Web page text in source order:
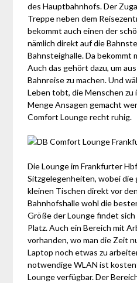
des Hauptbahnhofs. Der
Treppe neben dem
bekommt auch einen der
nämlich direkt auf die
Bahnsteighalle. Da bekommt
Auch das gehört dazu, um
Bahnreise zu machen. Und
Leben tobt, die Menschen zu
Menge Ansagen gemacht
Comfort Lounge recht ruhig.
Die Lounge im Frankfurter
Sitzgelegenheiten, wobei die
kleinen Tischen direkt vor
Bahnhofshalle wohl die
Größe der Lounge findet
Platz. Auch ein Bereich mit
vorhanden, wo man die Zeit
Laptop noch etwas zu
notwendige WLAN ist
Lounge verfügbar. Der